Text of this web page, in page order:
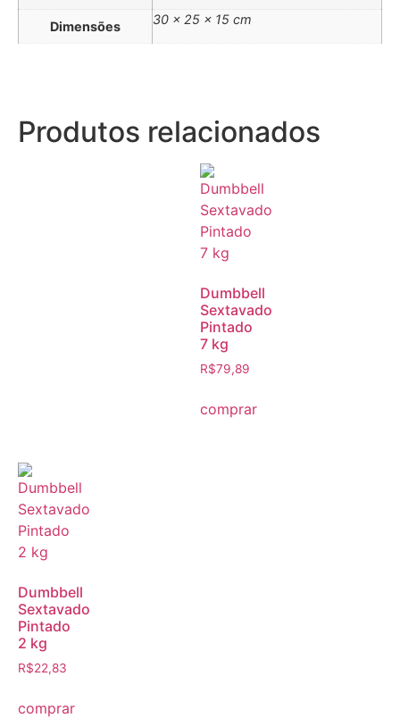
Produtos relacionados
Dumbbell
Sextavado
Pintado
7 kg
R$79,89
comprar
Dumbbell
Sextavado
Pintado
2 kg
R$22,83
comprar
Dimensões 30 × 25 × 15 cm